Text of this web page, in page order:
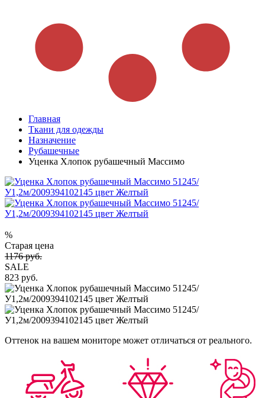
Главная
Ткани для одежды
Назначение
Рубашечные
Уценка Хлопок рубашечный Массимо
%
Старая цена
1176 руб.
SALE
823 руб.
Оттенок на вашем мониторе может отличаться от реального.